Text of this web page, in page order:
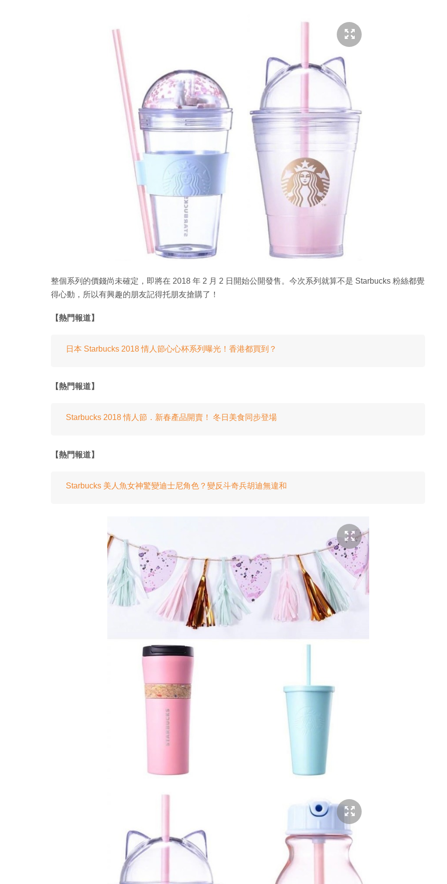
整個系列的價錢尚未確定，即將在 2018 年 2 月 2 日開始公開發售。今次系列就算不是 Starbucks 粉絲都覺
得心動，所以有興趣的朋友記得托朋友搶購了！
【熱門報道】
日本 Starbucks 2018 情人節心心杯系列曝光！香港都買到？
【熱門報道】
Starbucks 2018 情人節．新春產品開賣！ 冬日美食同步登場
【熱門報道】
Starbucks 美人魚女神驚變迪士尼角色？變反斗奇兵胡迪無違和